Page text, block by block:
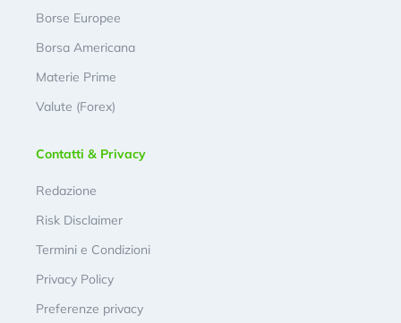
Borse Europee
Borsa Americana
Materie Prime
Valute (Forex)
Contatti & Privacy
Redazione
Risk Disclaimer
Termini e Condizioni
Privacy Policy
Preferenze privacy